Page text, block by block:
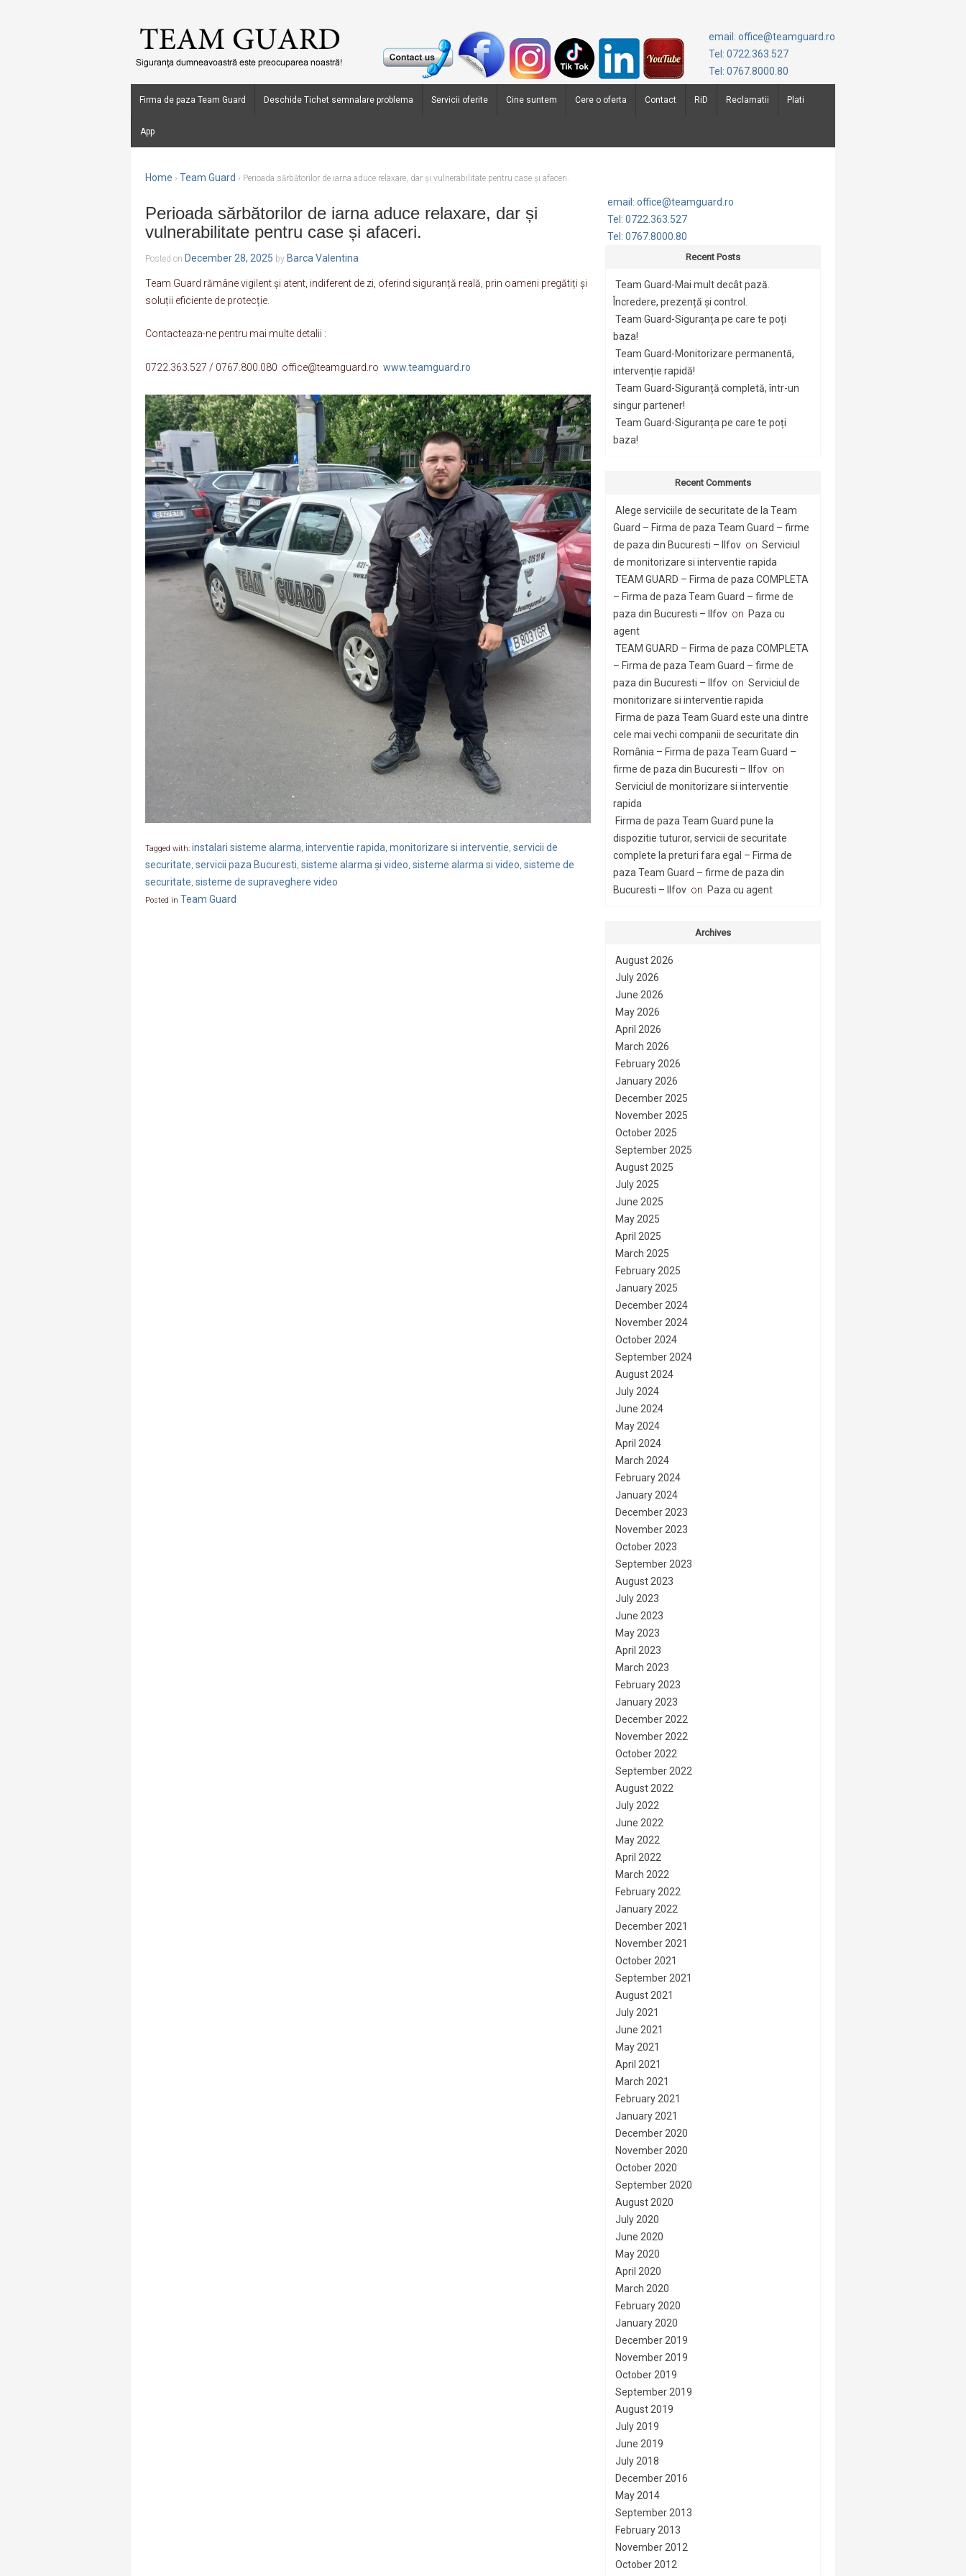
email: office@teamguard.ro
Tel: 0722.363.527
Tel: 0767.8000.80
Firma de paza Team Guard Deschide Tichet semnalare problema Servicii oferite Cine suntem Cere o oferta Contact RiD Reclamatii Plati
App
Home › Team Guard › Perioada sărbătorilor de iarna aduce relaxare, dar și vulnerabilitate pentru case și afaceri.
Perioada sărbătorilor de iarna aduce relaxare, dar și
vulnerabilitate pentru case și afaceri.
Posted on December 28, 2025 by Barca Valentina
Team Guard rămâne vigilent și atent, indiferent de zi, oferind siguranță reală, prin oameni pregătiți și
soluții eficiente de protecție.
Contacteaza-ne pentru mai multe detalii :
0722.363.527 / 0767.800.080 office@teamguard.ro www.teamguard.ro
Tagged with: instalari sisteme alarma, interventie rapida, monitorizare si interventie, servicii de
securitate, servicii paza Bucuresti, sisteme alarma și video, sisteme alarma si video, sisteme de
securitate, sisteme de supraveghere video
Posted in Team Guard
email: office@teamguard.ro
Tel: 0722.363.527
Tel: 0767.8000.80
Recent Posts
Team Guard-Mai mult decât pază.
Încredere, prezență și control.
Team Guard-Siguranța pe care te poți
baza!
Team Guard-Monitorizare permanentă,
intervenție rapidă!
Team Guard-Siguranță completă, într-un
singur partener!
Team Guard-Siguranța pe care te poți
baza!
Recent Comments
Alege serviciile de securitate de la Team
Guard – Firma de paza Team Guard – firme
de paza din Bucuresti – Ilfov on Serviciul
de monitorizare si interventie rapida
TEAM GUARD – Firma de paza COMPLETA
– Firma de paza Team Guard – firme de
paza din Bucuresti – Ilfov on Paza cu
agent
TEAM GUARD – Firma de paza COMPLETA
– Firma de paza Team Guard – firme de
paza din Bucuresti – Ilfov on Serviciul de
monitorizare si interventie rapida
Firma de paza Team Guard este una dintre
cele mai vechi companii de securitate din
România – Firma de paza Team Guard –
firme de paza din Bucuresti – Ilfov on
Serviciul de monitorizare si interventie
rapida
Firma de paza Team Guard pune la
dispozitie tuturor, servicii de securitate
complete la preturi fara egal – Firma de
paza Team Guard – firme de paza din
Bucuresti – Ilfov on Paza cu agent
Archives
August 2026
July 2026
June 2026
May 2026
April 2026
March 2026
February 2026
January 2026
December 2025
November 2025
October 2025
September 2025
August 2025
July 2025
June 2025
May 2025
April 2025
March 2025
February 2025
January 2025
December 2024
November 2024
October 2024
September 2024
August 2024
July 2024
June 2024
May 2024
April 2024
March 2024
February 2024
January 2024
December 2023
November 2023
October 2023
September 2023
August 2023
July 2023
June 2023
May 2023
April 2023
March 2023
February 2023
January 2023
December 2022
November 2022
October 2022
September 2022
August 2022
July 2022
June 2022
May 2022
April 2022
March 2022
February 2022
January 2022
December 2021
November 2021
October 2021
September 2021
August 2021
July 2021
June 2021
May 2021
April 2021
March 2021
February 2021
January 2021
December 2020
November 2020
October 2020
September 2020
August 2020
July 2020
June 2020
May 2020
April 2020
March 2020
February 2020
January 2020
December 2019
November 2019
October 2019
September 2019
August 2019
July 2019
June 2019
July 2018
December 2016
May 2014
September 2013
February 2013
November 2012
October 2012